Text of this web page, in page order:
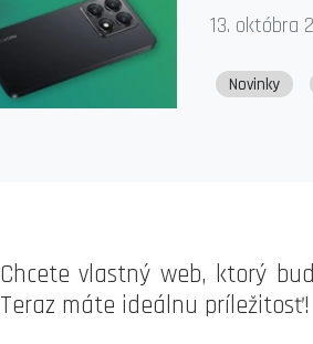
13. októbra
Novinky
Chcete vlastný web, ktorý
Teraz máte ideálnu príležitosť!